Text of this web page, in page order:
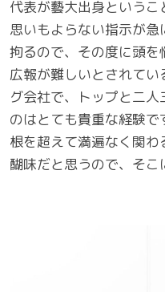
代表が藝大出身という
思いもよらない指示が
拘るので、その度に頭を
広報が難しいとされて
グ会社で、トップと二
のはとても貴重な経験
根を超えて満遍なく関
醐味だと思うので、そこ